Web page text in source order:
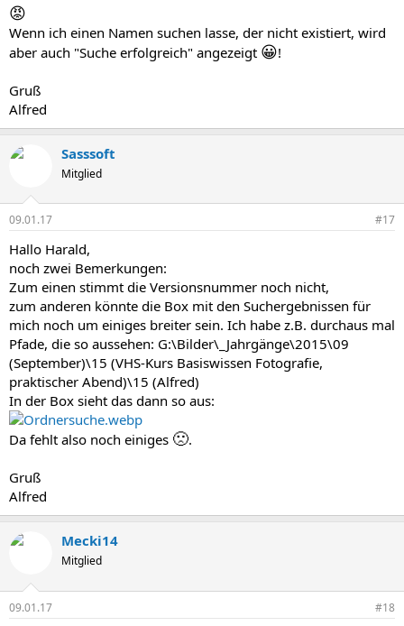
😡
Wenn ich einen Namen suchen lasse, der nicht existiert, wird
aber auch "Suche erfolgreich" angezeigt 😀!
Gruß
Alfred
Sasssoft
Mitglied
09.01.17 #17
Hallo Harald,
noch zwei Bemerkungen:
Zum einen stimmt die Versionsnummer noch nicht,
zum anderen könnte die Box mit den Suchergebnissen für
mich noch um einiges breiter sein. Ich habe z.B. durchaus mal
Pfade, die so aussehen: G:\Bilder\_Jahrgänge\2015\09
(September)\15 (VHS-Kurs Basiswissen Fotografie,
praktischer Abend)\15 (Alfred)
In der Box sieht das dann so aus:
Da fehlt also noch einiges 🙁.
Gruß
Alfred
Mecki14
Mitglied
09.01.17 #18